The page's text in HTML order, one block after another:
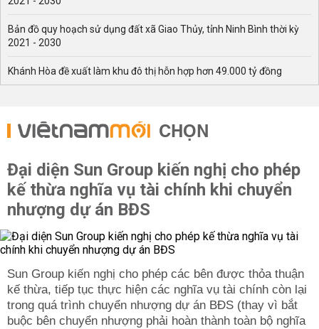
Bản đồ quy hoạch sử dụng đất xã Giao Thủy, tỉnh Ninh Bình thời kỳ
2021 - 2030
Khánh Hòa đề xuất làm khu đô thị hỗn hợp hơn 49.000 tỷ đồng
CHỌN
Đại diện Sun Group kiến nghị cho phép
kế thừa nghĩa vụ tài chính khi chuyển
nhượng dự án BĐS
Sun Group kiến nghị cho phép các bên được thỏa thuận
kế thừa, tiếp tục thực hiện các nghĩa vụ tài chính còn lại
trong quá trình chuyển nhượng dự án BĐS (thay vì bắt
buộc bên chuyển nhượng phải hoàn thành toàn bộ nghĩa